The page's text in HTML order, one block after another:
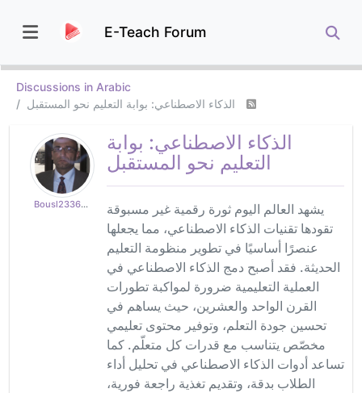
E-Teach Forum
Discussions in Arabic
Bousl2336873cb4
الذكاء الاصطناعي: بوابة
التعليم نحو المستقبل
يشهد العالم اليوم ثورة رقمية غير مسبوقة
تقودها تقنيات الذكاء الاصطناعي، مما يجعلها
عنصرًا أساسيًا في تطوير منظومة التعليم
الحديثة. فقد أصبح دمج الذكاء الاصطناعي في
العملية التعليمية ضرورة لمواكبة تطورات
القرن الواحد والعشرين، حيث يساهم في
تحسين جودة التعلم، وتوفير محتوى تعليمي
مخصّص يتناسب مع قدرات كل متعلّم. كما
تساعد أدوات الذكاء الاصطناعي في تحليل أداء
الطلاب بدقة، وتقديم تغذية راجعة فورية،